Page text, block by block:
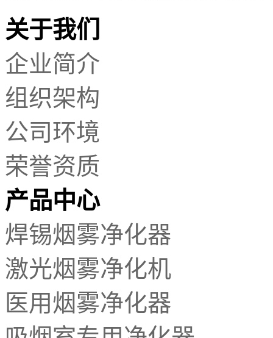
关于我们
企业简介
组织架构
公司环境
荣誉资质
产品中心
焊锡烟雾净化器
激光烟雾净化机
医用烟雾净化器